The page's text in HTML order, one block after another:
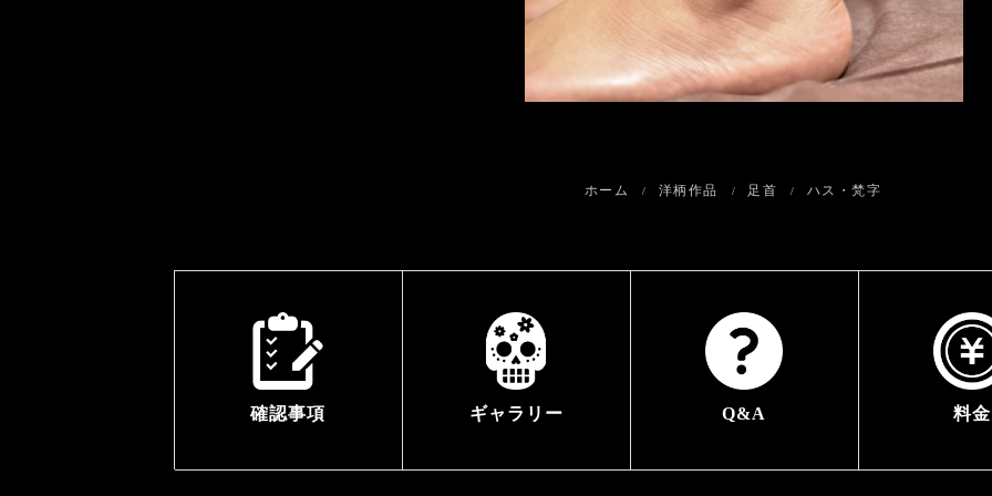
ホーム 洋柄作品 足首 ハス・梵字
確認事項 ギャラリー Q&A 料金